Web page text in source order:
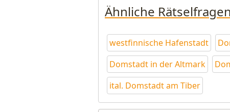
Ähnliche Rätselfragen
westfinnische Hafenstadt
Domstadt in der Altmark
ital. Domstadt am Tiber